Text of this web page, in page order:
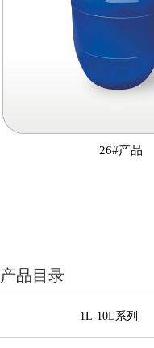
26#产品
产品目录
1L-10L系列